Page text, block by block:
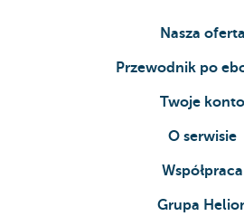
Nasza oferta
Przewodnik po
Twoje konto
O serwisie
Współpraca
Grupa